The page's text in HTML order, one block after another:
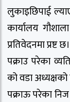
लुकाइछिपाई
कार्यालय
प्रतिवेदनमा प्रष्ट छ।
पक्राउ परेका
को वडा
पक्राऊ परेका